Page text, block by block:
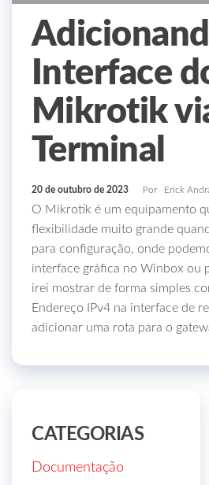
Interface
Mikrotik
Terminal
20 de outubro de 2023 Por Erick
O Mikrotik é um equipamento
flexibilidade muito grande
para configuração, onde
interface gráfica no Winbox ou
irei mostrar de forma simples
Endereço IPv4 na interface de
adicionar uma rota para o
CATEGORIAS
Documentação